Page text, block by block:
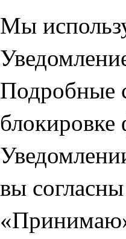
Мы
Подробные
блокировке
вы